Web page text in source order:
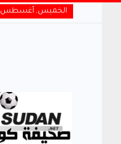
الخميس, أغسطس 6, 2026